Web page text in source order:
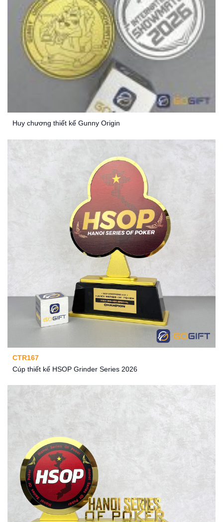
Huy chương thiết kế Gunny Origin
CTR167
Cúp thiết kế HSOP Grinder Series 2026